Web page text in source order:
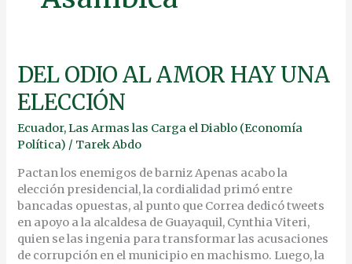
DEL ODIO AL AMOR HAY UNA
ELECCIÓN
Ecuador,Las Armas las Carga el Diablo (Economía
Política) / Tarek Abdo
Pactan los enemigos de barniz Apenas acabo la
elección presidencial, la cordialidad primó entre
bancadas opuestas, al punto que Correa dedicó tweets
en apoyo a la alcaldesa de Guayaquil, Cynthia Viteri,
quien se las ingenia para transformar las acusaciones
de corrupción en el municipio en machismo. Luego, la
DEL
ODIO
AL
HAY
UNA
ELECCIÓN